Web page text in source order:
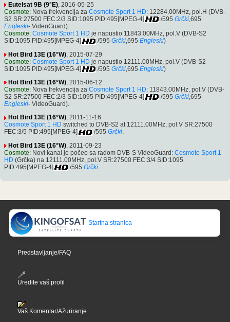
Eutelsat 9B (9°E), 2016-05-25
Cosmote: Nova frekvencija za Cosmote Sport 1 HD: 12284.00MHz, pol.H (DVB-
S2 SR:27500 FEC:2/3 SID:1095 PID:495[MPEG-4]
/595 Grčki,695
Engleski- VideoGuard).
Cosmote: Cosmote Sport 1 HD je napustio 11843.00MHz, pol.V (DVB-S2
SID:1095 PID:495[MPEG-4]
/595 Grčki,695 Engleski)
Hot Bird 13E (16°W) , 2015-07-29
Cosmote: Cosmote Sport 1 HD je napustio 12111.00MHz, pol.V (DVB-S2
SID:1095 PID:495[MPEG-4]
/595 Grčki ,695 Engleski)
Hot Bird 13E (16°W), 2015-06-12
Cosmote: Nova frekvencija za Cosmote Sport 1 HD: 11843.00MHz, pol.V (DVB-
S2 SR:27500 FEC:2/3 SID:1095 PID:495[MPEG-4]
/595 Grčki,695
Engleski- VideoGuard).
Hot Bird 13E (16°W), 2011-11-16
Cosmote Sport 1 HD switched to DVB-S2 at 12111.00MHz, pol.V SR:27500
FEC:3/5 PID:495[MPEG-4]
/595 Grčki.
Hot Bird 13E (16°W) , 2011-09-23
Cosmote: Novi kanal je počeo sa radom DVB-S VideoGuard: Cosmote Sport 1
HD (Grčka) na 12111.00MHz, pol.V SR:27500 FEC:3/4 SID:1095
PID:495[MPEG-4]
/595 Grčki
Startna stranica
Predstavljanje/FAQ
Uredite vaš profil
Vaš Komentar/Ažuriranje